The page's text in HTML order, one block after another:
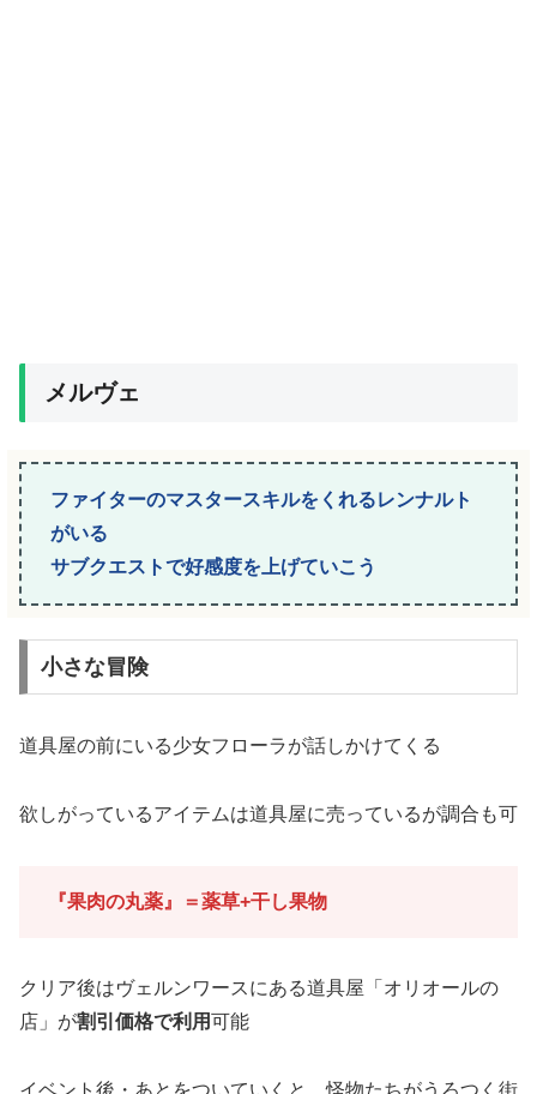
メルヴェ
ファイターのマスタースキルをくれるレンナルト
がいる
サブクエストで好感度を上げていこう
小さな冒険
道具屋の前にいる少女フローラが話しかけてくる
欲しがっているアイテムは道具屋に売っているが調合も可
『果肉の丸薬』＝薬草+干し果物
クリア後はヴェルンワースにある道具屋「オリオールの
店」が割引価格で利用 可能